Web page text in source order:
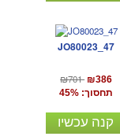
JO80023_47
₪701 ₪386
תחסוך: 45%
קנה עכשיו